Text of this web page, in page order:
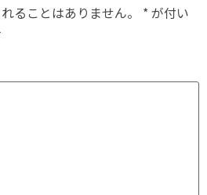
ることはありません。 *が付い